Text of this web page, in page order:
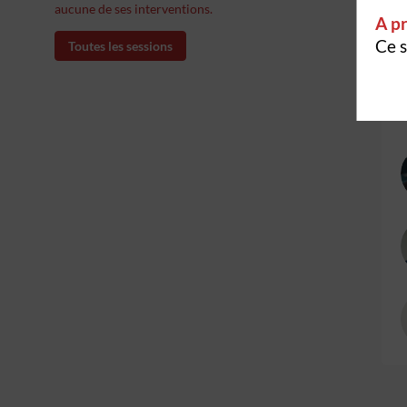
aucune de ses interventions.
Toutes les sessions
A
Ce